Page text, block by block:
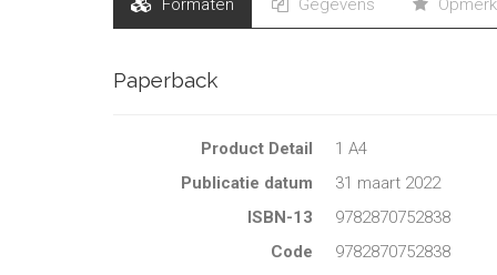
Paperback
Product Detail
1 A4
Publicatie datum
31 maart 2022
ISBN-13
9782870752838
Code
9782870752838